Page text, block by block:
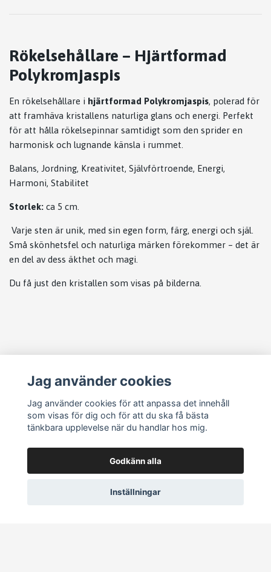
Rökelsehållare – Hjärtformad
Polykromjaspis
En rökelsehållare i hjärtformad Polykromjaspis, polerad för
att framhäva kristallens naturliga glans och energi. Perfekt
för att hålla rökelsepinnar samtidigt som den sprider en
harmonisk och lugnande känsla i rummet.
Balans, Jordning, Kreativitet, Självförtroende, Energi,
Harmoni, Stabilitet
Storlek: ca 5 cm.
Varje sten är unik, med sin egen form, färg, energi och själ.
Små skönhetsfel och naturliga märken förekommer – det är
en del av dess äkthet och magi.
Du få just den kristallen som visas på bilderna.
Läs mer
Köpvillkor
Vanliga frågor
Sociala medier
Jag använder cookies
Jag använder cookies för att anpassa det innehåll
som visas för dig och för att du ska få bästa
tänkbara upplevelse när du handlar hos mig.
Godkänn alla
Inställningar